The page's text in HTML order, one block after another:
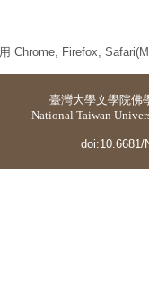
Chrome, Firefox,
臺灣大學文學院佛
National Taiwan
doi:10.6681/